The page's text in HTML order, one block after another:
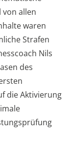
von allen
waren
Strafen
Nils
des
die Aktivierung